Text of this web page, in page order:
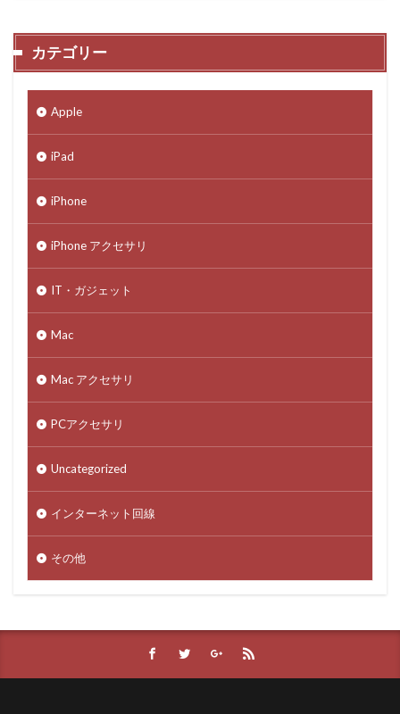
カテゴリー
Apple
iPad
iPhone
iPhone アクセサリ
IT・ガジェット
Mac
Mac アクセサリ
PCアクセサリ
Uncategorized
インターネット回線
その他